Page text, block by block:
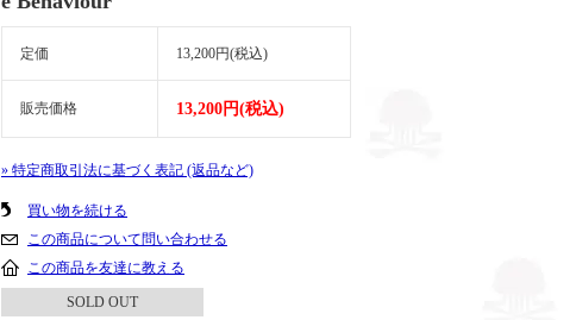
定価 13,200円(税込)
販売価格 13,200円(税込)
» 特定商取引法に基づく表記 (返品など)
買い物を続ける
この商品について問い合わせる
この商品を友達に教える
SOLD OUT